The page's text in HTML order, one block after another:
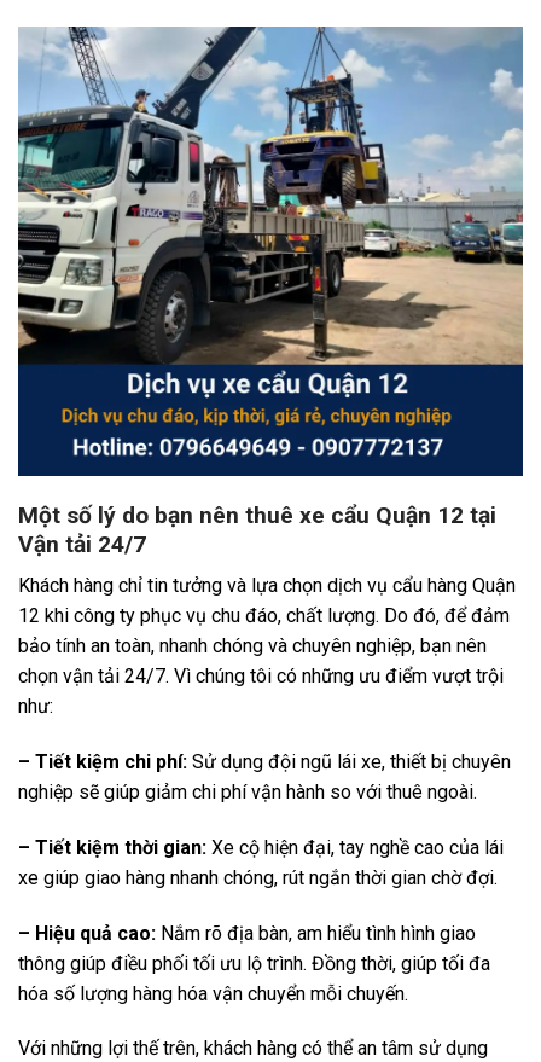
Một số lý do bạn nên thuê xe cẩu Quận 12 tại
Vận tải 24/7
Khách hàng chỉ tin tưởng và lựa chọn dịch vụ cẩu hàng Quận
12 khi công ty phục vụ chu đáo, chất lượng. Do đó, để đảm
bảo tính an toàn, nhanh chóng và chuyên nghiệp, bạn nên
chọn vận tải 24/7. Vì chúng tôi có những ưu điểm vượt trội
như:
– Tiết kiệm chi phí: Sử dụng đội ngũ lái xe, thiết bị chuyên
nghiệp sẽ giúp giảm chi phí vận hành so với thuê ngoài.
– Tiết kiệm thời gian: Xe cộ hiện đại, tay nghề cao của lái
xe giúp giao hàng nhanh chóng, rút ngắn thời gian chờ đợi.
– Hiệu quả cao: Nắm rõ địa bàn, am hiểu tình hình giao
thông giúp điều phối tối ưu lộ trình. Đồng thời, giúp tối đa
hóa số lượng hàng hóa vận chuyển mỗi chuyến.
Với những lợi thế trên, khách hàng có thể an tâm sử dụng